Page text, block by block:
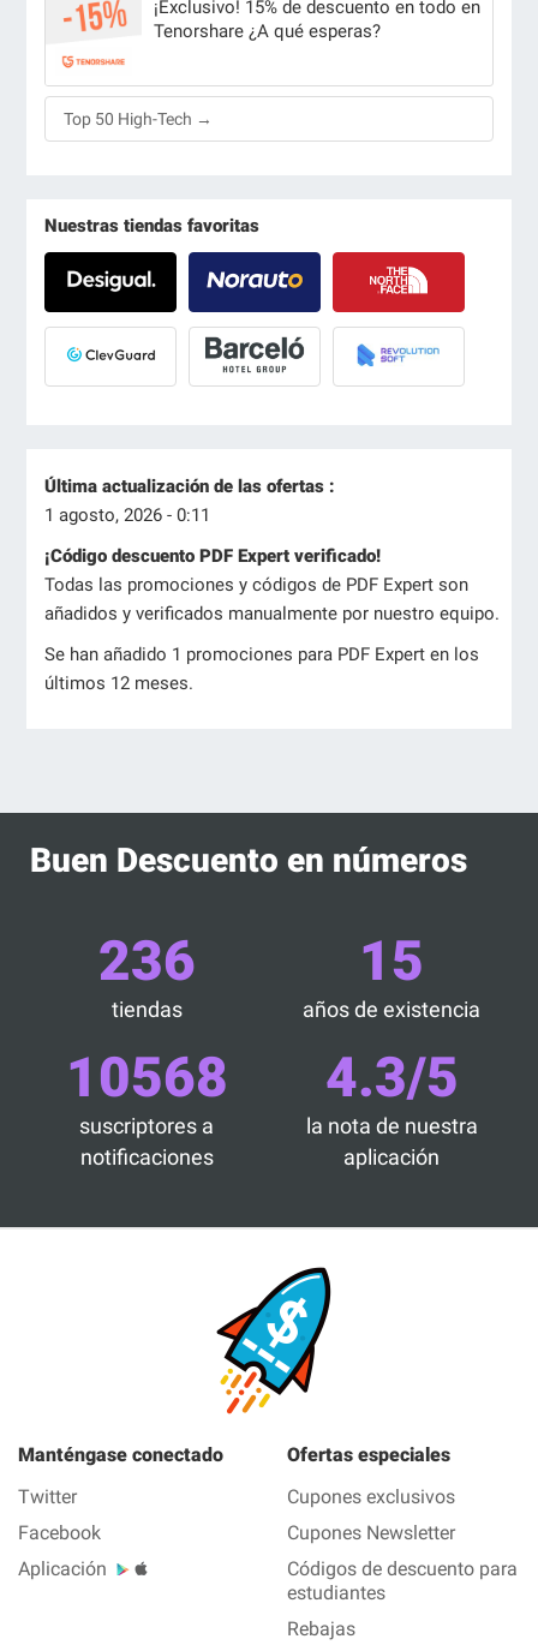
¡Exclusivo! 15% de descuento en todo en
Tenorshare ¿A qué esperas?
Top 50 High-Tech →
Nuestras tiendas favoritas
Última actualización de las ofertas :
1 agosto, 2026 - 0:11
¡Código descuento PDF Expert verificado!
Todas las promociones y códigos de PDF Expert son
añadidos y verificados manualmente por nuestro equipo.
Se han añadido 1 promociones para PDF Expert en los
últimos 12 meses.
Buen Descuento en números
236
tiendas
15
años de existencia
10568
suscriptores a
notificaciones
4.3/5
la nota de nuestra
aplicación
Manténgase conectado
Twitter
Facebook
Aplicación
Ofertas especiales
Cupones exclusivos
Cupones Newsletter
Códigos de descuento para
estudiantes
Rebajas